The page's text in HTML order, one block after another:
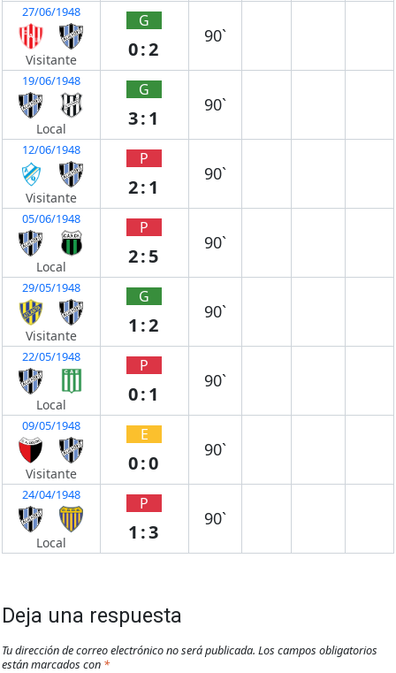
27/06/1948
Visitante
G
0:2
90`
19/06/1948
Local
G
3:1
90`
12/06/1948
Visitante
P
2:1
90`
05/06/1948
Local
P
2:5
90`
29/05/1948
Visitante
G
1:2
90`
22/05/1948
Local
P
0:1
90`
09/05/1948
Visitante
E
0:0
90`
24/04/1948
Local
P
1:3
90`
Deja una respuesta
Tu dirección de correo electrónico no será publicada. Los campos obligatorios
están marcados con *